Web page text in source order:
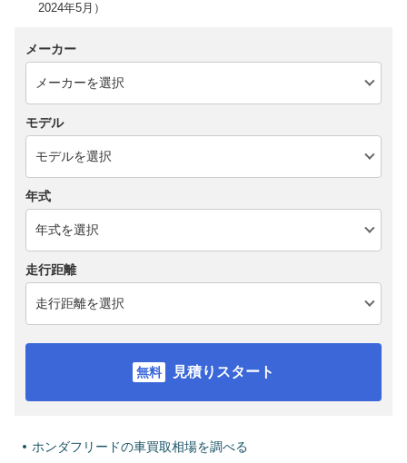
2024年5月）
メーカー
モデル
年式
走行距離
見積りスタート
ホンダフリードの車買取相場を調べる